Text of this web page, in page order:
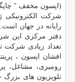
(اپسون مخفف "
شرکت الکترونیکی
رایانه در جهان
دفتر مرکزی این
تعداد زیادی شرکت
افشان اپسون ،
رومیزی، مشاغل،
تلویزیون های بزرگ